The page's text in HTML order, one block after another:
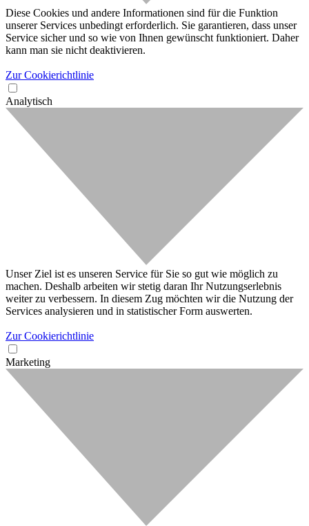
Diese Cookies und andere Informationen sind für die Funktion
unserer Services unbedingt erforderlich. Sie garantieren, dass unser
Service sicher und so wie von Ihnen gewünscht funktioniert. Daher
kann man sie nicht deaktivieren.
Zur Cookierichtlinie
Analytisch
Unser Ziel ist es unseren Service für Sie so gut wie möglich zu
machen. Deshalb arbeiten wir stetig daran Ihr Nutzungserlebnis
weiter zu verbessern. In diesem Zug möchten wir die Nutzung der
Services analysieren und in statistischer Form auswerten.
Zur Cookierichtlinie
Marketing